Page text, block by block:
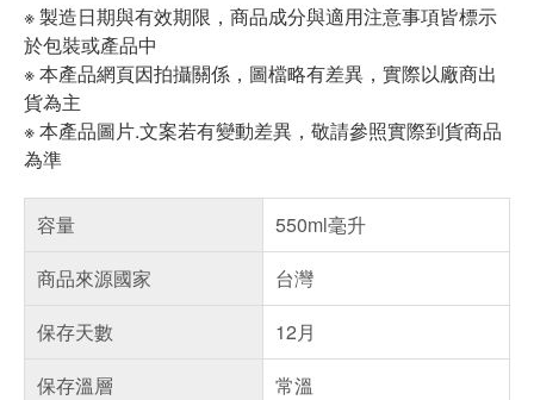
※ 製造日期與有效期限，商品成分與適用注意事項皆標示
於包裝或產品中
※ 本產品網頁因拍攝關係，圖檔略有差異，實際以廠商出
貨為主
※ 本產品圖片.文案若有變動差異，敬請參照實際到貨商品
為準
容量
550ml毫升
商品來源國家
台灣
保存天數
12月
保存溫層
常溫